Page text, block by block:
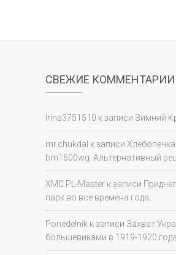
СВЕЖИЕ КОММЕНТАРИИ
Irina3751510 к записи Зимний
mr.chukdal к записи
bm1600wg. Альтернативный
XMC.PL-Master к записи
парк во все времена года.
Ponedelnik к записи Захват
большевиками в 1919-1920